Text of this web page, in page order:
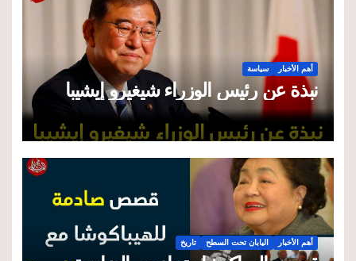
أهم الأخبار سياسة
نبذة عن رئيس الوزراء شيغيرو إيشيبا
أهم الأخبار اليابان تحت السطح تاريخ